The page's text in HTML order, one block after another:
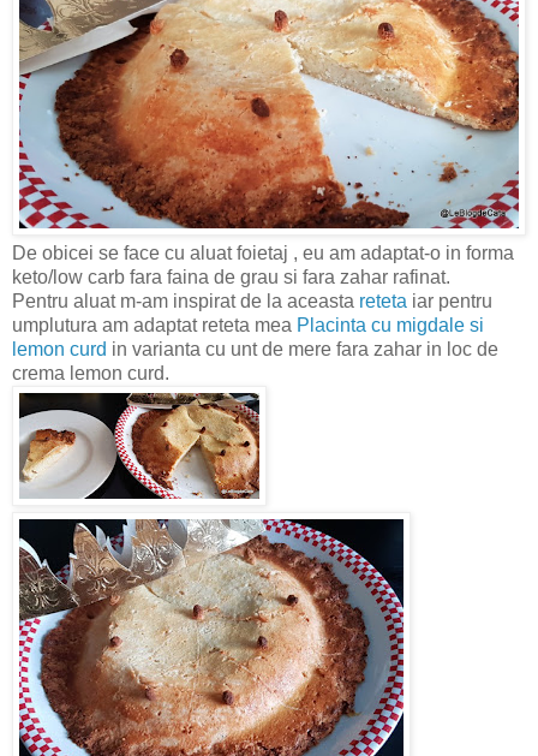
De obicei se face cu aluat foietaj , eu am adaptat-o in forma
keto/low carb fara faina de grau si fara zahar rafinat.
Pentru aluat m-am inspirat de la aceasta reteta iar pentru
umplutura am adaptat reteta mea Placinta cu migdale si
lemon curd in varianta cu unt de mere fara zahar in loc de
crema lemon curd.